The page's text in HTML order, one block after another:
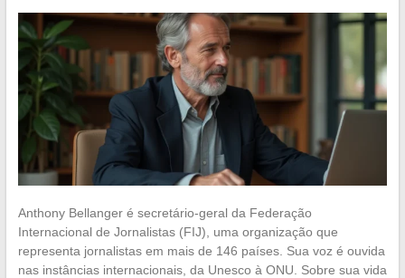
Anthony Bellanger é secretário-geral da Federação
Internacional de Jornalistas (FIJ), uma organização que
representa jornalistas em mais de 146 países. Sua voz é ouvida
nas instâncias internacionais, da Unesco à ONU. Sobre sua vida